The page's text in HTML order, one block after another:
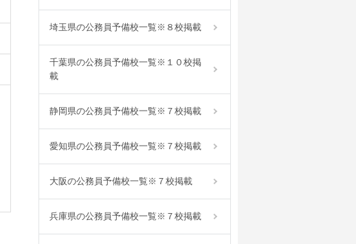
埼玉県の公務員予備校一覧※８校掲載
千葉県の公務員予備校一覧※１０校掲
載
静岡県の公務員予備校一覧※７校掲載
愛知県の公務員予備校一覧※７校掲載
大阪の公務員予備校一覧※７校掲載
兵庫県の公務員予備校一覧※７校掲載